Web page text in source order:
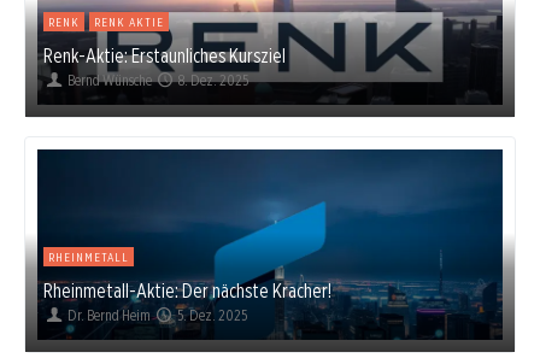
RENK RENK AKTIE
Renk-Aktie: Erstaunliches Kursziel
Bernd Wünsche 8. Dez. 2025
RHEINMETALL
Rheinmetall-Aktie: Der nächste Kracher!
Dr. Bernd Heim 5. Dez. 2025